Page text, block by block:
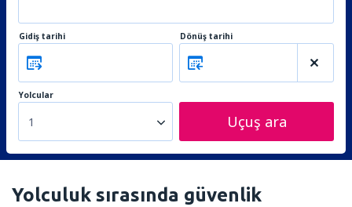
Gidiş tarihi Dönüş tarihi
Yolcular
1 Uçuş ara
Yolculuk sırasında güvenlik